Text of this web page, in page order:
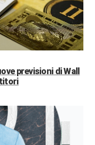
previsioni di Wall